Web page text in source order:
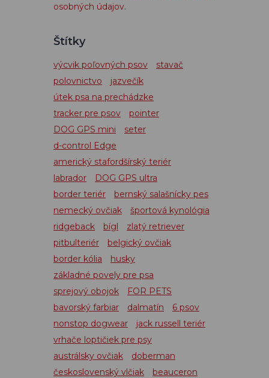
osobných údajov.
Štítky
výcvik poľovných psov
stavač
polovnictvo
jazvečík
útek psa na prechádzke
tracker pre psov
pointer
DOG GPS mini
seter
d-control Edge
americký stafordšírský teriér
labrador
DOG GPS ultra
border teriér
bernský salašnícky pes
nemecký ovčiak
športová kynológia
ridgeback
bígl
zlatý retriever
pitbulteriér
belgický ovčiak
border kólia
husky
základné povely pre psa
sprejový obojok
FOR PETS
bavorský farbiar
dalmatín
6 psov
nonstop dogwear
jack russell teriér
vrhače loptičiek pre psy
austrálsky ovčiak
doberman
československý vlčiak
beauceron